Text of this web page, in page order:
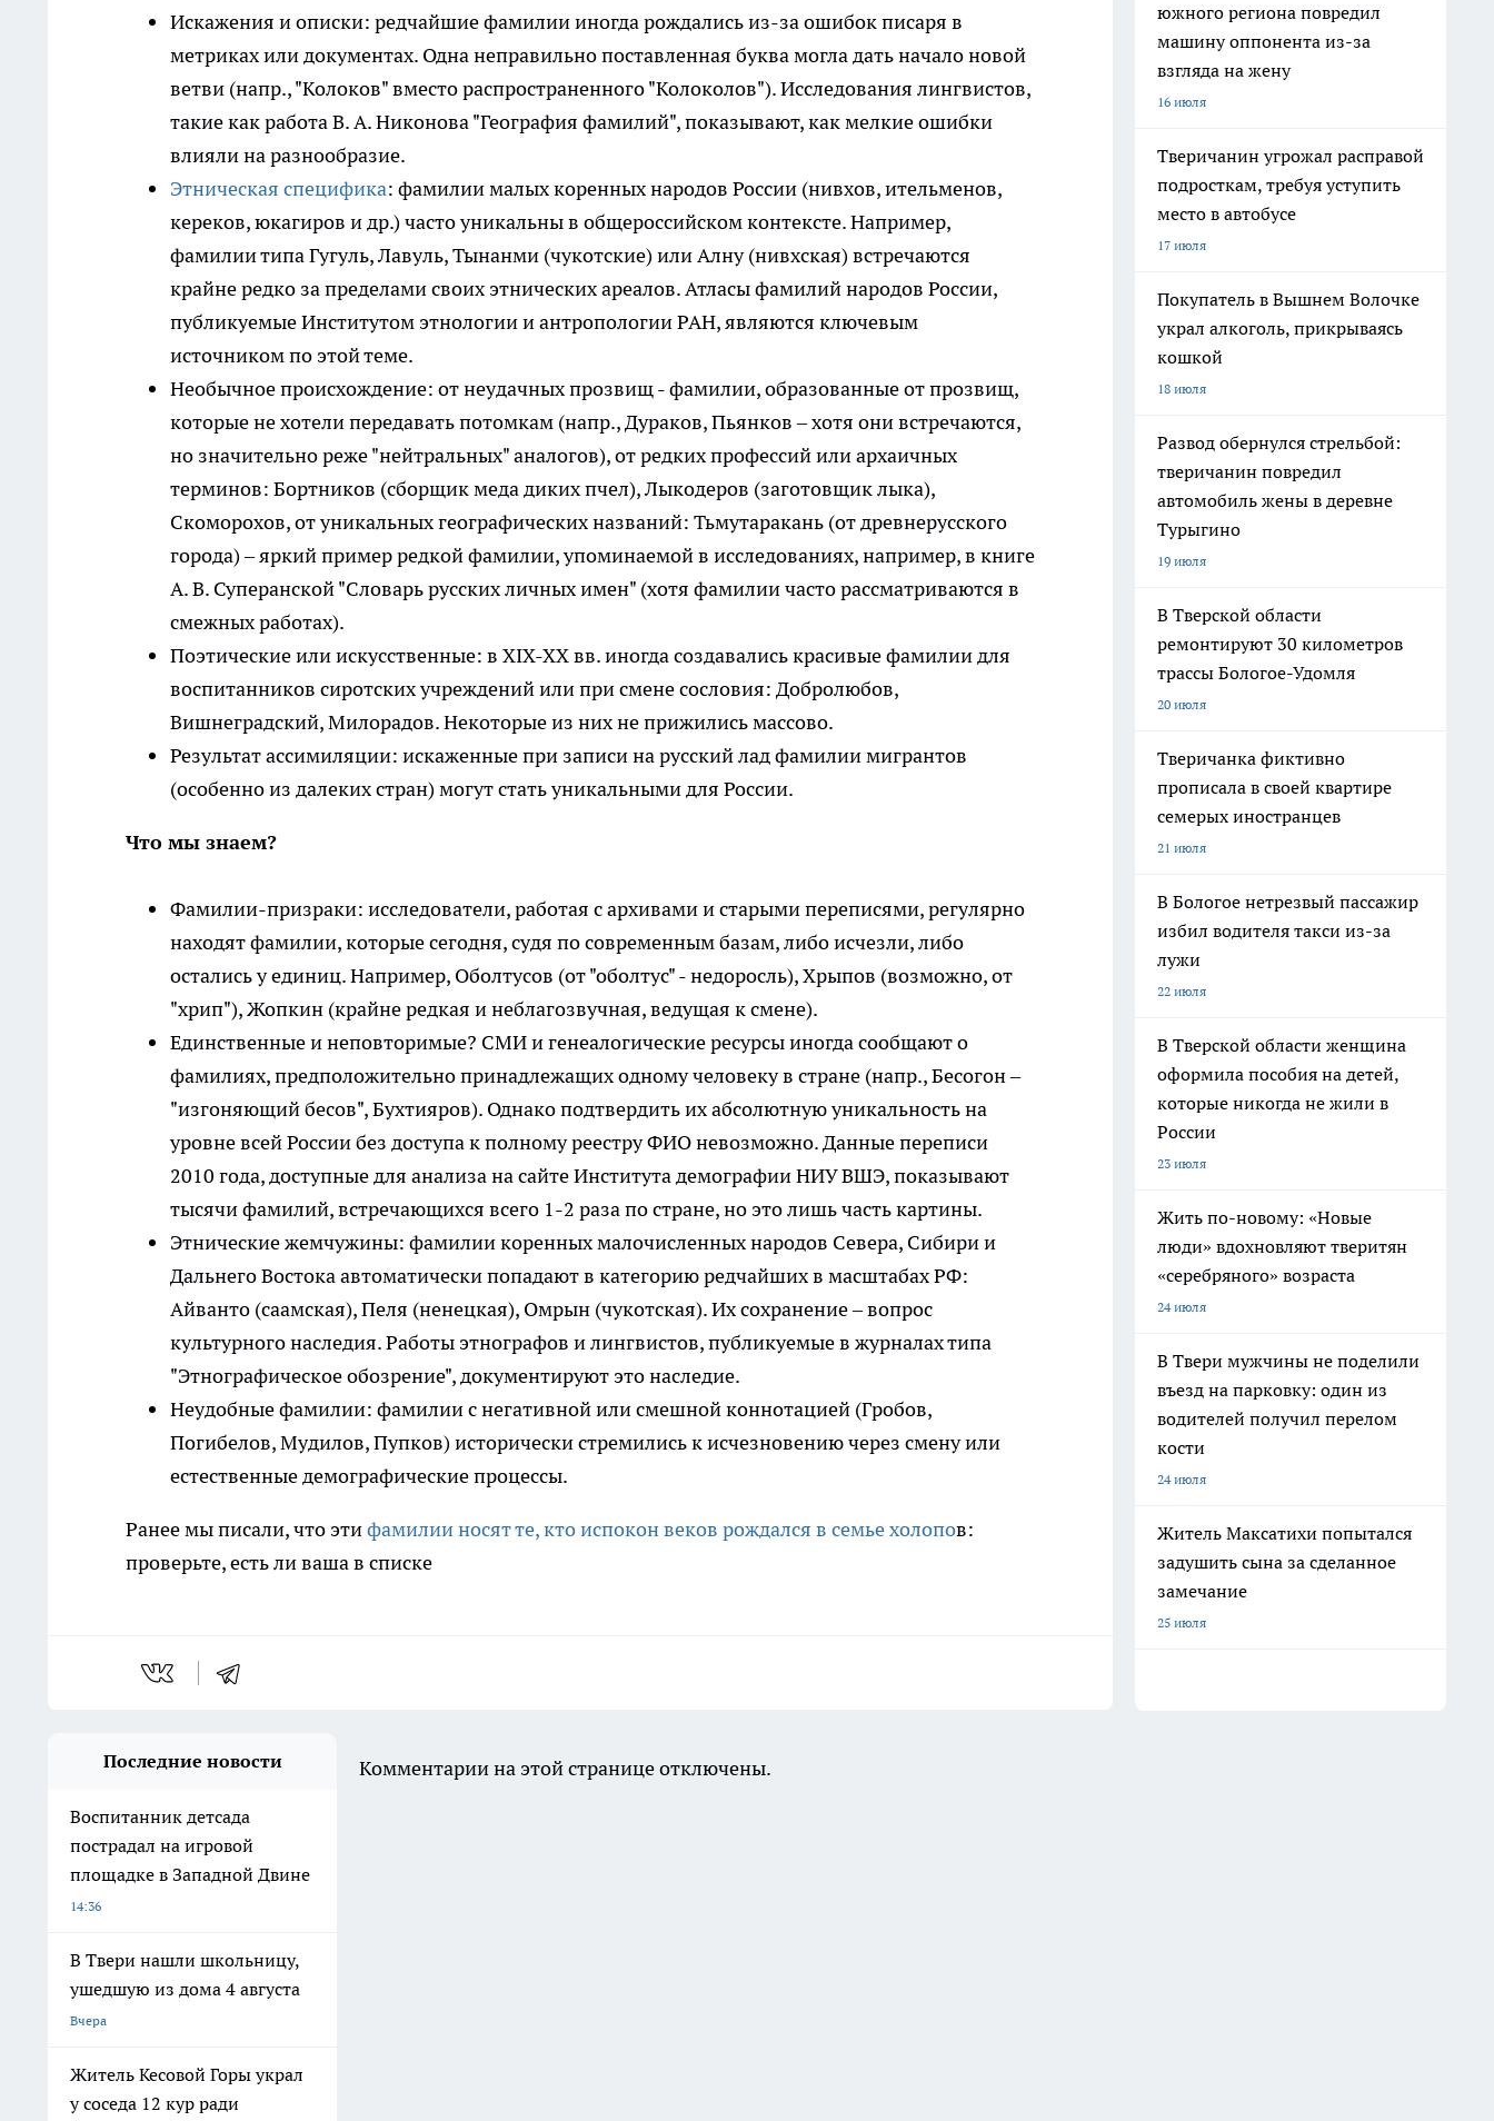
Искажения и описки: редчайшие фамилии иногда рождались из-за ошибок писаря в
метриках или документах. Одна неправильно поставленная буква могла дать начало новой
ветви (напр., "Колоков" вместо распространенного "Колоколов"). Исследования лингвистов,
такие как работа В. А. Никонова "География фамилий", показывают, как мелкие ошибки
влияли на разнообразие.
Этническая специфика: фамилии малых коренных народов России (нивхов, ительменов,
кереков, юкагиров и др.) часто уникальны в общероссийском контексте. Например,
фамилии типа Гугуль, Лавуль, Тынанми (чукотские) или Алну (нивхская) встречаются
крайне редко за пределами своих этнических ареалов. Атласы фамилий народов России,
публикуемые Институтом этнологии и антропологии РАН, являются ключевым
источником по этой теме.
Необычное происхождение: от неудачных прозвищ - фамилии, образованные от прозвищ,
которые не хотели передавать потомкам (напр., Дураков, Пьянков – хотя они встречаются,
но значительно реже "нейтральных" аналогов), от редких профессий или архаичных
терминов: Бортников (сборщик меда диких пчел), Лыкодеров (заготовщик лыка),
Скоморохов, от уникальных географических названий: Тьмутаракань (от древнерусского
города) – яркий пример редкой фамилии, упоминаемой в исследованиях, например, в книге
А. В. Суперанской "Словарь русских личных имен" (хотя фамилии часто рассматриваются в
смежных работах).
Поэтические или искусственные: в XIX-XX вв. иногда создавались красивые фамилии для
воспитанников сиротских учреждений или при смене сословия: Добролюбов,
Вишнеградский, Милорадов. Некоторые из них не прижились массово.
Результат ассимиляции: искаженные при записи на русский лад фамилии мигрантов
(особенно из далеких стран) могут стать уникальными для России.
Что мы знаем?
Фамилии-призраки: исследователи, работая с архивами и старыми переписями, регулярно
находят фамилии, которые сегодня, судя по современным базам, либо исчезли, либо
остались у единиц. Например, Оболтусов (от "оболтус" - недоросль), Хрыпов (возможно, от
"хрип"), Жопкин (крайне редкая и неблагозвучная, ведущая к смене).
Единственные и неповторимые? СМИ и генеалогические ресурсы иногда сообщают о
фамилиях, предположительно принадлежащих одному человеку в стране (напр., Бесогон –
"изгоняющий бесов", Бухтияров). Однако подтвердить их абсолютную уникальность на
уровне всей России без доступа к полному реестру ФИО невозможно. Данные переписи
2010 года, доступные для анализа на сайте Института демографии НИУ ВШЭ, показывают
тысячи фамилий, встречающихся всего 1-2 раза по стране, но это лишь часть картины.
Этнические жемчужины: фамилии коренных малочисленных народов Севера, Сибири и
Дальнего Востока автоматически попадают в категорию редчайших в масштабах РФ:
Айванто (саамская), Пеля (ненецкая), Омрын (чукотская). Их сохранение – вопрос
культурного наследия. Работы этнографов и лингвистов, публикуемые в журналах типа
"Этнографическое обозрение", документируют это наследие.
Неудобные фамилии: фамилии с негативной или смешной коннотацией (Гробов,
Погибелов, Мудилов, Пупков) исторически стремились к исчезновению через смену или
естественные демографические процессы.
Ранее мы писали, что этифамилии носят те, кто испокон веков рождался в семье холопов:
проверьте, есть ли ваша в списке
южного региона повредил
машину оппонента из-за
взгляда на жену
16 июля
Тверичанин угрожал расправой
подросткам, требуя уступить
место в автобусе
17 июля
Покупатель в Вышнем Волочке
украл алкоголь, прикрываясь
кошкой
18 июля
Развод обернулся стрельбой:
тверичанин повредил
автомобиль жены в деревне
Турыгино
19 июля
В Тверской области
ремонтируют 30 километров
трассы Бологое-Удомля
20 июля
Тверичанка фиктивно
прописала в своей квартире
семерых иностранцев
21 июля
В Бологое нетрезвый пассажир
избил водителя такси из-за
лужи
22 июля
В Тверской области женщина
оформила пособия на детей,
которые никогда не жили в
России
23 июля
Жить по-новому: «Новые
люди» вдохновляют тверитян
«серебряного» возраста
24 июля
В Твери мужчины не поделили
въезд на парковку: один из
водителей получил перелом
кости
24 июля
Житель Максатихи попытался
задушить сына за сделанное
замечание
25 июля
Последние новости
Воспитанник детсада
пострадал на игровой
площадке в Западной Двине
14:36
В Твери нашли школьницу,
ушедшую из дома 4 августа
Вчера
Житель Кесовой Горы украл
у соседа 12 кур ради
Комментарии на этой странице отключены.